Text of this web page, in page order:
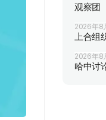
观察团
2026年8
上合组
2026年8
哈中讨